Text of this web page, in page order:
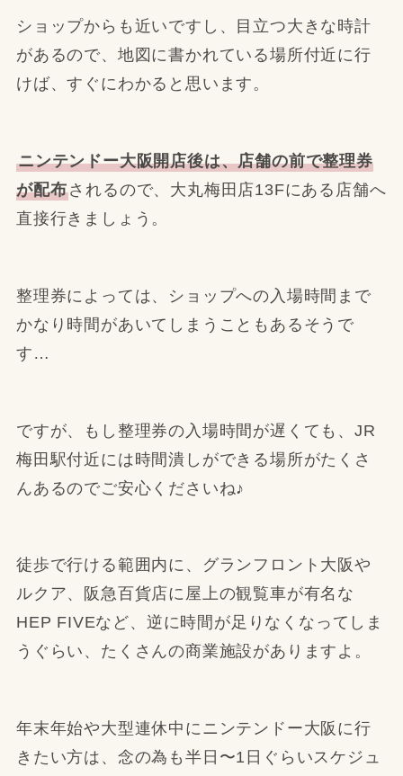
ショップからも近いですし、目立つ大きな時計
があるので、地図に書かれている場所付近に行
けば、すぐにわかると思います。
ニンテンドー大阪開店後は、店舗の前で整理券
が配布されるので、大丸梅田店13Fにある店舗へ
直接行きましょう。
整理券によっては、ショップへの入場時間まで
かなり時間があいてしまうこともあるそうで
す…
ですが、もし整理券の入場時間が遅くても、JR
梅田駅付近には時間潰しができる場所がたくさ
んあるのでご安心くださいね♪
徒歩で行ける範囲内に、グランフロント大阪や
ルクア、阪急百貨店に屋上の観覧車が有名な
HEP FIVEなど、逆に時間が足りなくなってしま
うぐらい、たくさんの商業施設がありますよ。
年末年始や大型連休中にニンテンドー大阪に行
きたい方は、念の為も半日〜1日ぐらいスケジュ